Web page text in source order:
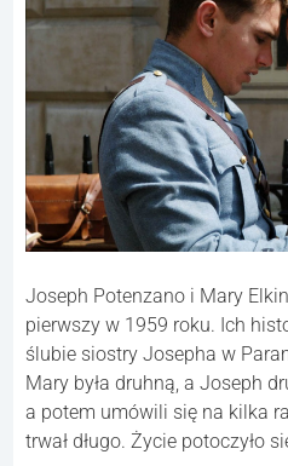
Joseph Potenzano i Mary
pierwszy w 1959 roku. Ich
ślubie siostry Josepha w
Mary była druhną, a Joseph
a potem umówili się na kilka
trwał długo. Życie potoczyło